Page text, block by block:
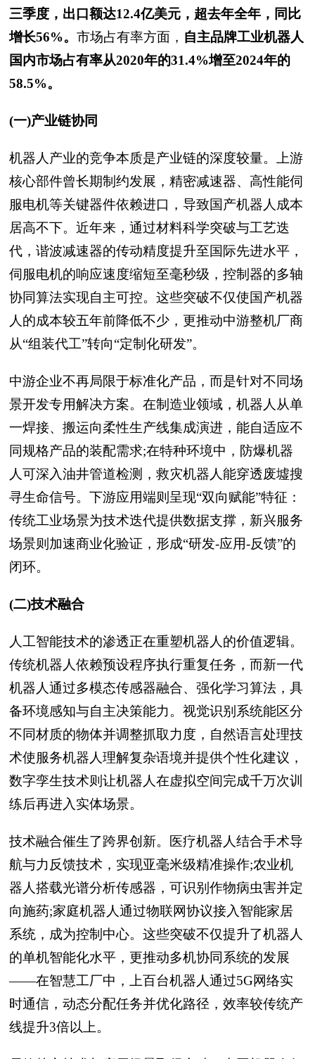
三季度，出口额达12.4亿美元，超去年全年，同比
增长56%。 市场占有率方面， 自主品牌工业机器人
国内市场占有率从2020年的31.4%增至2024年的
58.5%。
(一)产业链协同
机器人产业的竞争本质是产业链的深度较量。上游
核心部件曾长期制约发展，精密减速器、高性能伺
服电机等关键器件依赖进口，导致国产机器人成本
居高不下。近年来，通过材料科学突破与工艺迭
代，谐波减速器的传动精度提升至国际先进水平，
伺服电机的响应速度缩短至毫秒级，控制器的多轴
协同算法实现自主可控。这些突破不仅使国产机器
人的成本较五年前降低不少，更推动中游整机厂商
从“组装代工”转向“定制化研发”。
中游企业不再局限于标准化产品，而是针对不同场
景开发专用解决方案。在制造业领域，机器人从单
一焊接、搬运向柔性生产线集成演进，能自适应不
同规格产品的装配需求;在特种环境中，防爆机器
人可深入油井管道检测，救灾机器人能穿透废墟搜
寻生命信号。下游应用端则呈现“双向赋能”特征：
传统工业场景为技术迭代提供数据支撑，新兴服务
场景则加速商业化验证，形成“研发-应用-反馈”的
闭环。
(二)技术融合
人工智能技术的渗透正在重塑机器人的价值逻辑。
传统机器人依赖预设程序执行重复任务，而新一代
机器人通过多模态传感器融合、强化学习算法，具
备环境感知与自主决策能力。视觉识别系统能区分
不同材质的物体并调整抓取力度，自然语言处理技
术使服务机器人理解复杂语境并提供个性化建议，
数字孪生技术则让机器人在虚拟空间完成千万次训
练后再进入实体场景。
技术融合催生了跨界创新。医疗机器人结合手术导
航与力反馈技术，实现亚毫米级精准操作;农业机
器人搭载光谱分析传感器，可识别作物病虫害并定
向施药;家庭机器人通过物联网协议接入智能家居
系统，成为控制中心。这些突破不仅提升了机器人
的单机智能化水平，更推动多机协同系统的发展
——在智慧工厂中，上百台机器人通过5G网络实
时通信，动态分配任务并优化路径，效率较传统产
线提升3倍以上。